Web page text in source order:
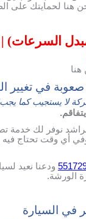
هنا لحمايتك على
السرعات) |
في تغيير
لا يستجيب كما
نوفر لك خدمة
وفي أي وقت تحتاج
ودعنا نعيد
الورشة.
في السيارة